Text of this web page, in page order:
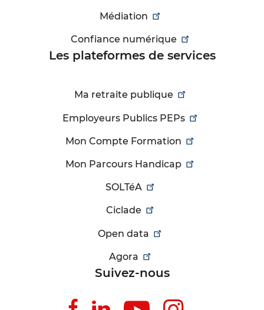
Médiation
Confiance numérique
Les plateformes de services
Ma retraite publique
Employeurs Publics PEPs
Mon Compte Formation
Mon Parcours Handicap
SOLTéA
Ciclade
Open data
Agora
Suivez-nous